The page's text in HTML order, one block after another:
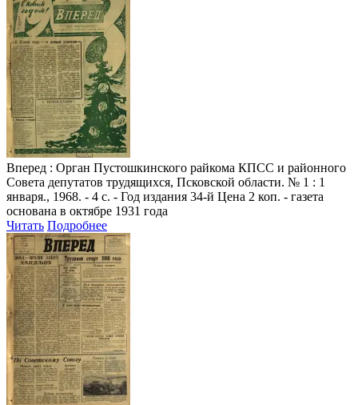
Вперед : Орган Пустошкинского райкома КПСС и районного
Совета депутатов трудящихся, Псковской области. № 1 : 1
января., 1968. - 4 с. - Год издания 34-й Цена 2 коп. - газета
основана в октябре 1931 года
Читать Подробнее